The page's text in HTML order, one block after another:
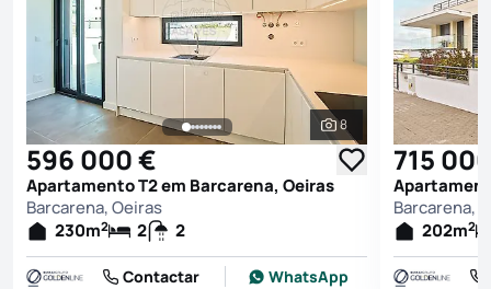
Ver todas as
8
596 000 €
Apartamento T2 em Barcarena, Oeiras
Barcarena, Oeiras
230m2 2 2
Contactar WhatsApp
715
Barcarena,
202m2